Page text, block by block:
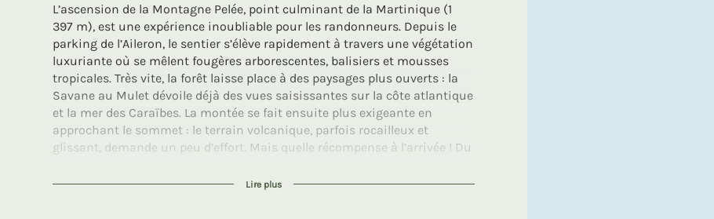
moments mémorables à votre rythme.
L’ascension de la Montagne Pelée, point culminant de la Martinique (1
397 m), est une expérience inoubliable pour les randonneurs. Depuis le
parking de l’Aileron, le sentier s’élève rapidement à travers une végétation
luxuriante où se mêlent fougères arborescentes, balisiers et mousses
tropicales. Très vite, la forêt laisse place à des paysages plus ouverts : la
Savane au Mulet dévoile déjà des vues saisissantes sur la côte atlantique
et la mer des Caraïbes. La montée se fait ensuite plus exigeante en
approchant le sommet : le terrain volcanique, parfois rocailleux et
glissant, demande un peu d’effort. Mais quelle récompense à l’arrivée ! Du
distingue même la Dominique au loin. Le regard plonge dans le cratère
Lire plus